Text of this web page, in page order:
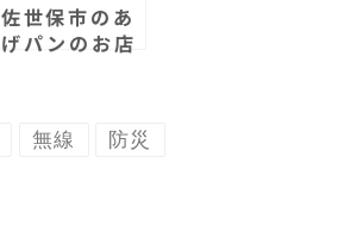
佐世保市のあ
げパンのお店
無線 防災